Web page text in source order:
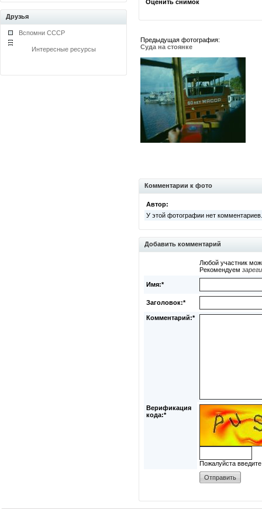
Друзья
Вспомни СССР
Интересные ресурсы
Оценить снимок
Предыдущая фотография:
Суда на стоянке
Комментарии к фото
Автор:
У этой фотографии нет комментариев.
Добавить комментарий
Любой участник
Рекомендуем
Имя:*
Заголовок:*
Комментарий:*
Верификация
кода:*
Пожалуйста